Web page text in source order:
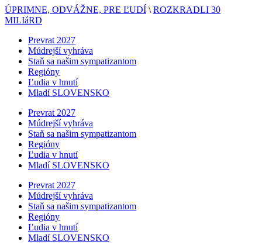
ÚPRIMNE, ODVÁŽNE, PRE ĽUDÍ \ ROZKRADLI 30
MILIáRD
Prevrat 2027
Múdrejší vyhráva
Staň sa našim sympatizantom
Regióny
Ľudia v hnutí
Mladí SLOVENSKO
Prevrat 2027
Múdrejší vyhráva
Staň sa našim sympatizantom
Regióny
Ľudia v hnutí
Mladí SLOVENSKO
Prevrat 2027
Múdrejší vyhráva
Staň sa našim sympatizantom
Regióny
Ľudia v hnutí
Mladí SLOVENSKO